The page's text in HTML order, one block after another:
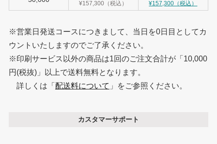
¥157,300（税込） ¥157,300（税込）
※営業日発送コースにつきまして、当日を0日目としてカ
ウントいたしますのでご了承ください。
※印刷サービス以外の商品は1回のご注文合計が「10,000
円(税抜)」以上で送料無料となります。
詳しくは「 配送料について 」をご参照ください。
カスタマーサポート